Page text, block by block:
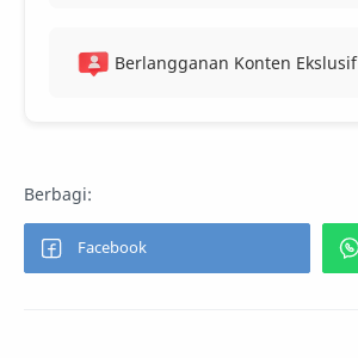
Berlangganan Konten Ekslusif